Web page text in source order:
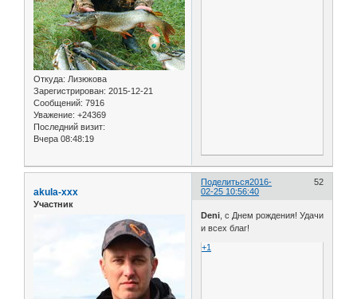
Откуда: Лизюкова
Зарегистрирован: 2015-12-21
Сообщений: 7916
Уважение: +24369
Последний визит:
Вчера 08:48:19
Поделиться 52
2016-
02-25 10:56:40
akula-xxx
Участник
Deni , с Днем рождения! Удачи
и всех благ!
+1